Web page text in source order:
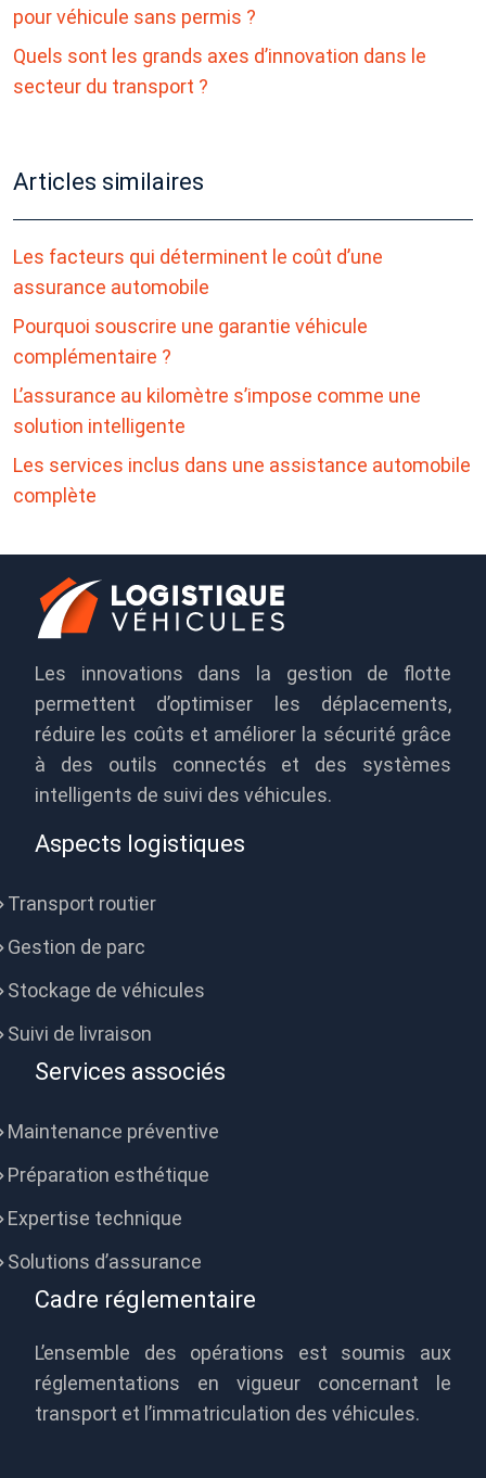
pour véhicule sans permis ?
Quels sont les grands axes d’innovation dans le
secteur du transport ?
Articles similaires
Les facteurs qui déterminent le coût d’une
assurance automobile
Pourquoi souscrire une garantie véhicule
complémentaire ?
L’assurance au kilomètre s’impose comme une
solution intelligente
Les services inclus dans une assistance automobile
complète
Les innovations dans la gestion de flotte
permettent d’optimiser les déplacements,
réduire les coûts et améliorer la sécurité grâce
à des outils connectés et des systèmes
intelligents de suivi des véhicules.
Aspects logistiques
Transport routier
Gestion de parc
Stockage de véhicules
Suivi de livraison
Services associés
Maintenance préventive
Préparation esthétique
Expertise technique
Solutions d’assurance
Cadre réglementaire
L’ensemble des opérations est soumis aux
réglementations en vigueur concernant le
transport et l’immatriculation des véhicules.